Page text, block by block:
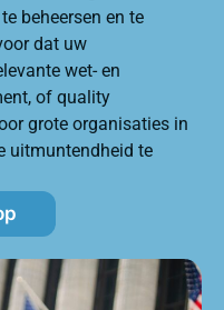
beheersen en te
dat uw
wet- en
of quality
grote organisaties in
uitmuntendheid te